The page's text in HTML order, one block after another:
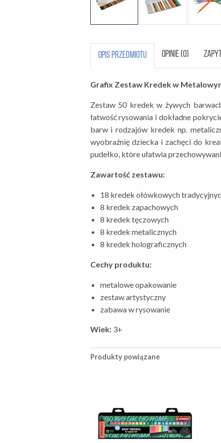
OPIS PRZEDMIOTU OPINIE (0)
Grafix Zestaw Kredek w
Zestaw 50 kredek w żywych
łatwość rysowania i dokładne
barw i rodzajów kredek np.
wyobraźnię dziecka i zachęci do
pudełko, które ułatwia
Zawartość zestawu:
18 kredek ołówkowych
8 kredek zapachowych
8 kredek tęczowych
8 kredek metalicznych
8 kredek holograficznych
Cechy produktu:
metalowe opakowanie
zestaw artystyczny
zabawa w rysowanie
Wiek: 3+
Produkty powiązane